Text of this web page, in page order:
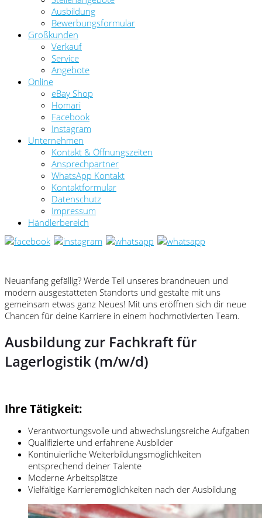
Ausbildung
Bewerbungsformular
Großkunden
Verkauf
Service
Angebote
Online
eBay Shop
Homari
Facebook
Instagram
Unternehmen
Kontakt & Öffnungszeiten
Ansprechpartner
WhatsApp Kontakt
Kontaktformular
Datenschutz
Impressum
Händlerbereich
Neuanfang gefällig? Werde Teil unseres brandneuen und
modern ausgestatteten Standorts und gestalte mit uns
gemeinsam etwas ganz Neues! Mit uns eröffnen sich dir neue
Chancen für deine Karriere in einem hochmotivierten Team.
Ausbildung zur Fachkraft für
Lagerlogistik (m/w/d)
Ihre Tätigkeit:
Verantwortungsvolle und abwechslungsreiche Aufgaben
Qualifizierte und erfahrene Ausbilder
Kontinuierliche Weiterbildungsmöglichkeiten
entsprechend deiner Talente
Moderne Arbeitsplätze
Vielfältige Karrieremöglichkeiten nach der Ausbildung